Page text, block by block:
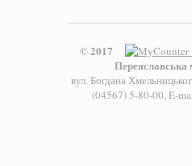
© 2017
Переяславська
вул. Богдана
(04567) 5-80-00, E-